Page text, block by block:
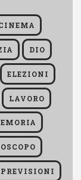
DIO
ELEZIONI
LAVORO
PREVISIONI